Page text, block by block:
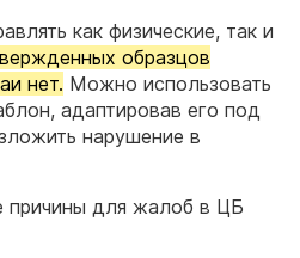
как физические, так и
образцов
нет. Можно использовать
адаптировав его под
нарушение в
для жалоб в ЦБ